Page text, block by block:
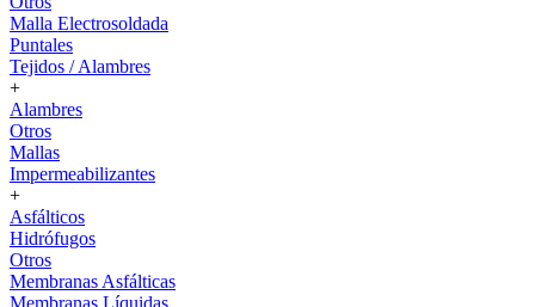
Malla Electrosoldada
Puntales
Tejidos / Alambres
+
Alambres
Otros
Mallas
Impermeabilizantes
+
Asfálticos
Hidrófugos
Otros
Membranas Asfálticas
Membranas Líquidas